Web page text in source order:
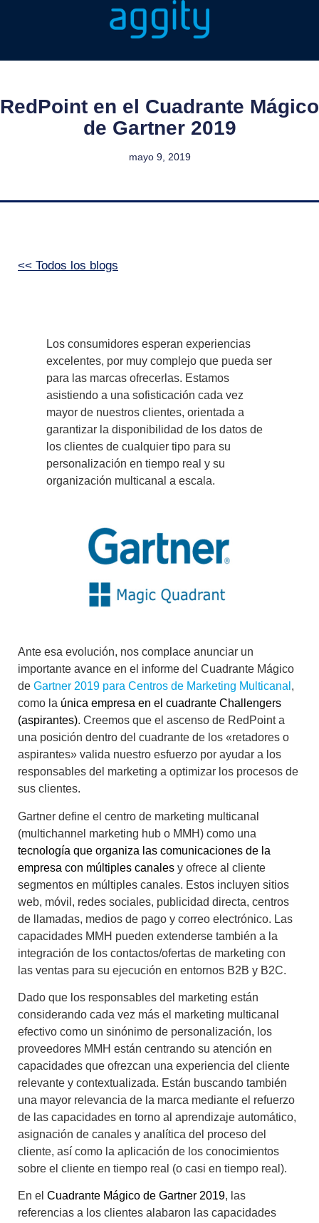
RedPoint en el Cuadrante Mágico
de Gartner 2019
mayo 9, 2019
<< Todos los blogs
Los consumidores esperan experiencias
excelentes, por muy complejo que pueda ser
para las marcas ofrecerlas. Estamos
asistiendo a una sofisticación cada vez
mayor de nuestros clientes, orientada a
garantizar la disponibilidad de los datos de
los clientes de cualquier tipo para su
personalización en tiempo real y su
organización multicanal a escala.
Ante esa evolución, nos complace anunciar un
importante avance en el informe del Cuadrante Mágico
de Gartner 2019 para Centros de Marketing Multicanal ,
como la única empresa en el cuadrante Challengers
(aspirantes). Creemos que el ascenso de RedPoint a
una posición dentro del cuadrante de los «retadores o
aspirantes» valida nuestro esfuerzo por ayudar a los
responsables del marketing a optimizar los procesos de
sus clientes.
Gartner define el centro de marketing multicanal
(multichannel marketing hub o MMH) como una
tecnología que organiza las comunicaciones de la
empresa con múltiples canales y ofrece al cliente
segmentos en múltiples canales. Estos incluyen sitios
web, móvil, redes sociales, publicidad directa, centros
de llamadas, medios de pago y correo electrónico. Las
capacidades MMH pueden extenderse también a la
integración de los contactos/ofertas de marketing con
las ventas para su ejecución en entornos B2B y B2C.
Dado que los responsables del marketing están
considerando cada vez más el marketing multicanal
efectivo como un sinónimo de personalización, los
proveedores MMH están centrando su atención en
capacidades que ofrezcan una experiencia del cliente
relevante y contextualizada. Están buscando también
una mayor relevancia de la marca mediante el refuerzo
de las capacidades en torno al aprendizaje automático,
asignación de canales y analítica del proceso del
cliente, así como la aplicación de los conocimientos
sobre el cliente en tiempo real (o casi en tiempo real).
En el Cuadrante Mágico de Gartner 2019, las
referencias a los clientes alabaron las capacidades